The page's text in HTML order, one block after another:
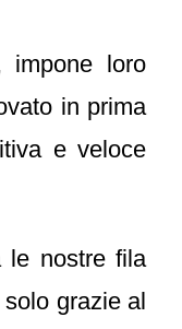
impone loro
in prima
e veloce
le nostre fila
grazie al